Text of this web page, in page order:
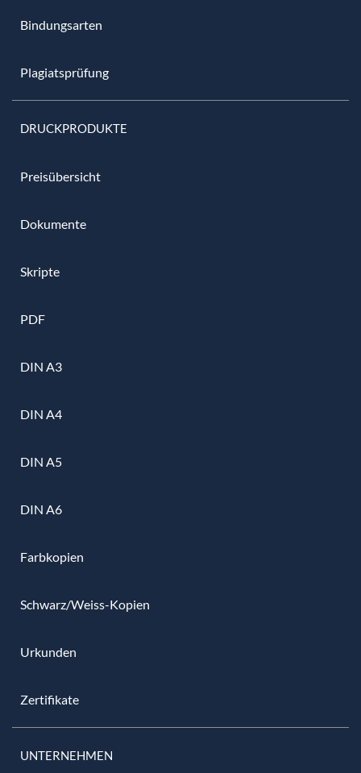
Bindungsarten
Plagiatsprüfung
DRUCKPRODUKTE
Preisübersicht
Dokumente
Skripte
PDF
DIN A3
DIN A4
DIN A5
DIN A6
Farbkopien
Schwarz/Weiss-Kopien
Urkunden
Zertifikate
UNTERNEHMEN